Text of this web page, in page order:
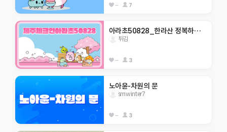
-- 7
아라초50828_한라산 정복하자
튀김
-- 3
노아윤-차원의 문
smwinter7
-- 3